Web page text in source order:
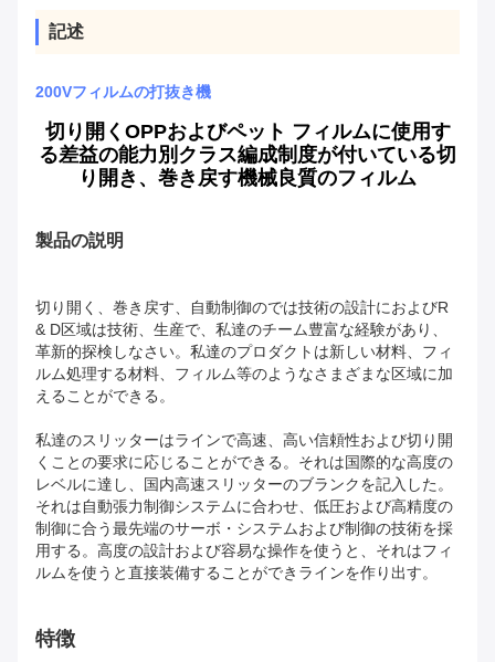
記述
200Vフィルムの打抜き機
切り開くOPPおよびペット フィルムに使用す
る差益の能力別クラス編成制度が付いている切
り開き、巻き戻す機械良質のフィルム
製品の説明
切り開く、巻き戻す、自動制御のでは技術の設計におよびR
& D区域は技術、生産で、私達のチーム豊富な経験があり、
革新的探検しなさい。私達のプロダクトは新しい材料、フィ
ルム処理する材料、フィルム等のようなさまざまな区域に加
えることができる。
私達のスリッターはラインで高速、高い信頼性および切り開
くことの要求に応じることができる。それは国際的な高度の
レベルに達し、国内高速スリッターのブランクを記入した。
それは自動張力制御システムに合わせ、低圧および高精度の
制御に合う最先端のサーボ・システムおよび制御の技術を採
用する。高度の設計および容易な操作を使うと、それはフィ
ルムを使うと直接装備することができラインを作り出す。
特徴